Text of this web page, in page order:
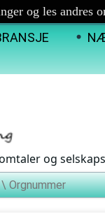
og les andres
og